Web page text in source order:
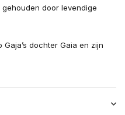
door levendige
dochter Gaia en zijn